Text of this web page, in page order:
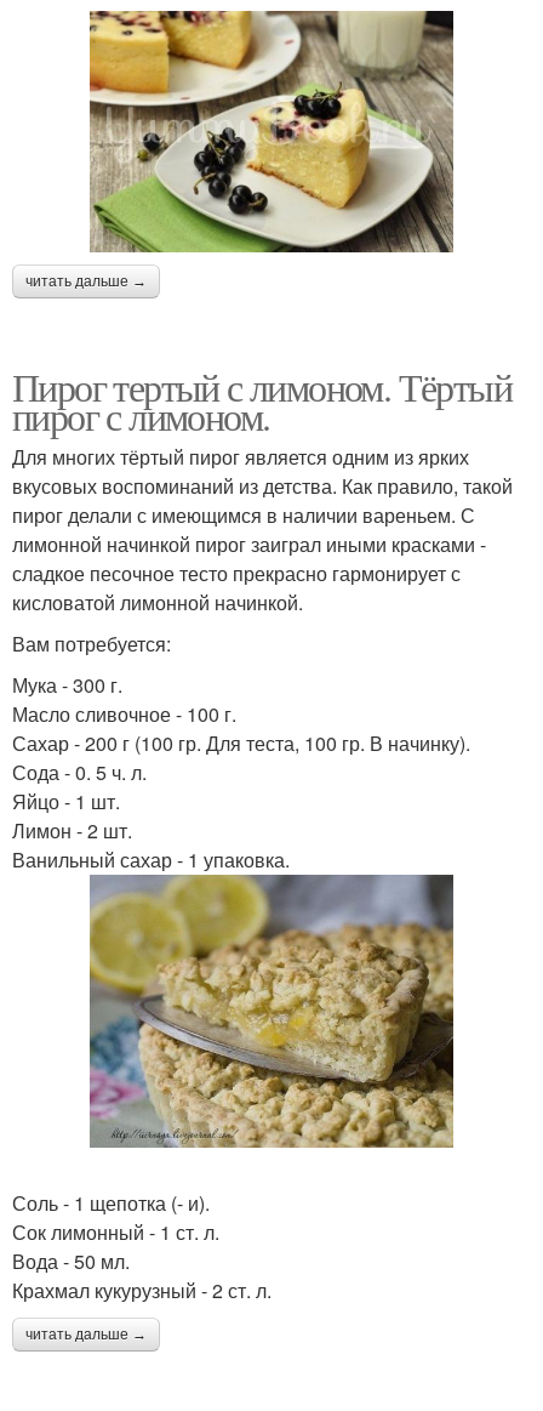
читать дальше →
Пирог тертый с лимоном. Тёртый
пирог с лимоном.
Для многих тёртый пирог является одним из ярких
вкусовых воспоминаний из детства. Как правило, такой
пирог делали с имеющимся в наличии вареньем. С
лимонной начинкой пирог заиграл иными красками -
сладкое песочное тесто прекрасно гармонирует с
кисловатой лимонной начинкой.
Вам потребуется:
Мука - 300 г.
Масло сливочное - 100 г.
Сахар - 200 г (100 гр. Для теста, 100 гр. В начинку).
Сода - 0. 5 ч. л.
Яйцо - 1 шт.
Лимон - 2 шт.
Ванильный сахар - 1 упаковка.
Соль - 1 щепотка (- и).
Сок лимонный - 1 ст. л.
Вода - 50 мл.
Крахмал кукурузный - 2 ст. л.
читать дальше →